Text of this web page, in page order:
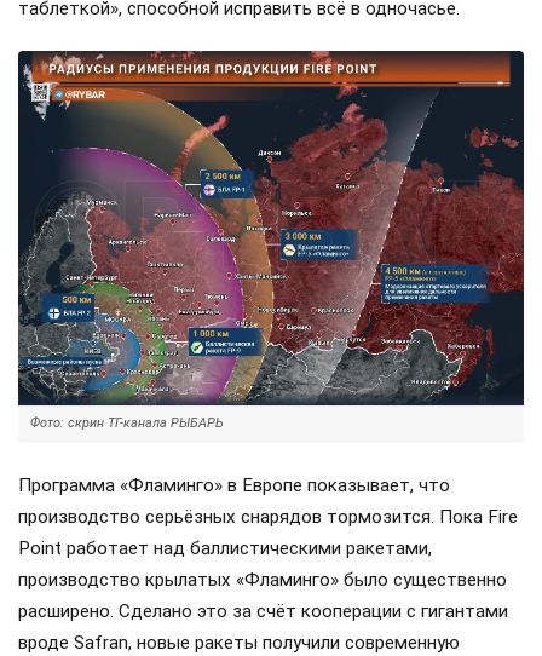
таблеткой», способной исправить всё в одночасье.
Фото: скрин ТГ-канала РЫБАРЬ
Программа «Фламинго» в Европе показывает, что
производство серьёзных снарядов тормозится. Пока Fire
Point работает над баллистическими ракетами,
производство крылатых «Фламинго» было существенно
расширено. Сделано это за счёт кооперации с гигантами
вроде Safran, новые ракеты получили современную